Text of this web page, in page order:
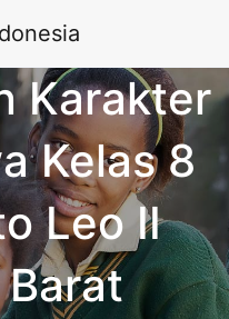
Karakter
Kelas 8
Leo II